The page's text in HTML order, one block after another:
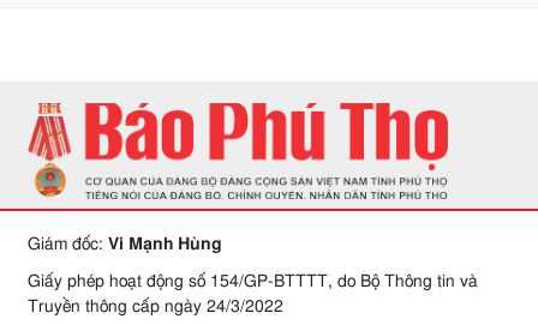
Giám đốc: Vi Mạnh Hùng
Giấy phép hoạt động số 154/GP-BTTTT, do Bộ Thông tin và
Truyền thông cấp ngày 24/3/2022